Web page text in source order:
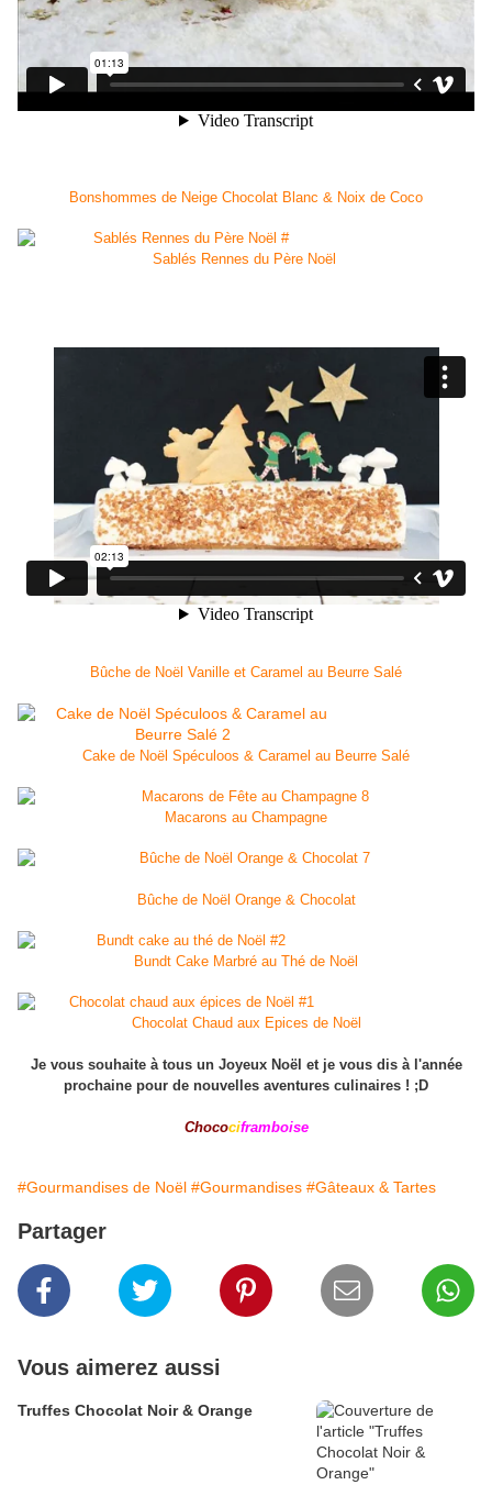
Bonshommes de Neige Chocolat Blanc & Noix de Coco
Sablés Rennes du Père Noël
Bûche de Noël Vanille et Caramel au Beurre Salé
Cake de Noël Spéculoos & Caramel au Beurre Salé
Macarons au Champagne
Bûche de Noël Orange & Chocolat
Bundt Cake Marbré au Thé de Noël
Chocolat Chaud aux Epices de Noël
Je vous souhaite à tous un Joyeux Noël et je vous dis à l'année
prochaine pour de nouvelles aventures culinaires ! ;D
Chocociframboise
#Gourmandises de Noël #Gourmandises #Gâteaux & Tartes
Partager
Vous aimerez aussi
Truffes Chocolat Noir & Orange